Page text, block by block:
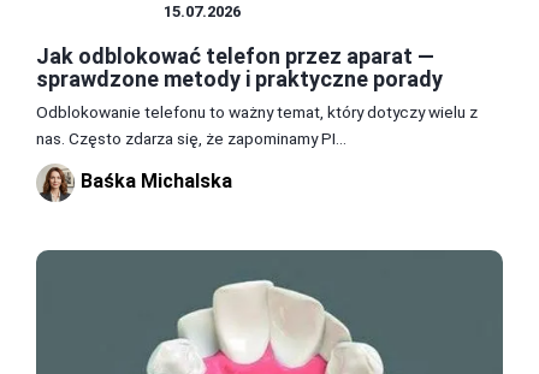
15.07.2026
Jak odblokować telefon przez aparat —
sprawdzone metody i praktyczne porady
Odblokowanie telefonu to ważny temat, który dotyczy wielu z
nas. Często zdarza się, że zapominamy PI...
Baśka Michalska